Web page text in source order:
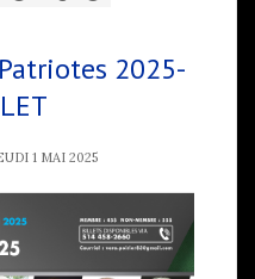
2025-
1 MAI 2025